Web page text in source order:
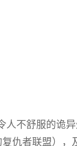
人不舒服的诡
仇者联盟），